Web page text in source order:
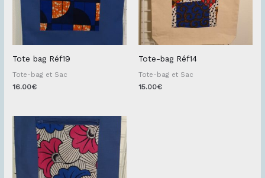
Tote bag Réf19
Tote-bag et Sac
16.00€
Tote-bag Réf14
Tote-bag et Sac
15.00€